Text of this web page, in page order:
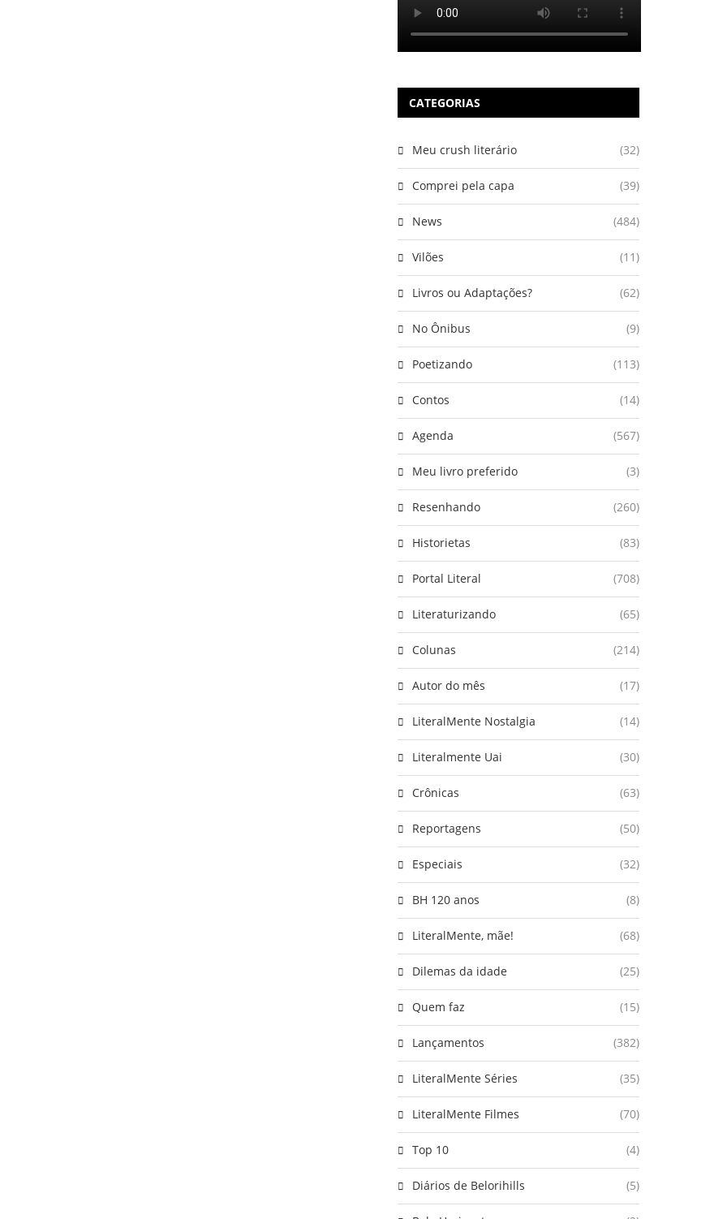
CATEGORIAS
Meu crush literário (32)
Comprei pela capa (39)
News (484)
Vilões (11)
Livros ou Adaptações? (62)
No Ônibus (9)
Poetizando (113)
Contos (14)
Agenda (567)
Meu livro preferido (3)
Resenhando (260)
Historietas (83)
Portal Literal (708)
Literaturizando (65)
Colunas (214)
Autor do mês (17)
LiteralMente Nostalgia (14)
Literalmente Uai (30)
Crônicas (63)
Reportagens (50)
Especiais (32)
BH 120 anos (8)
LiteralMente, mãe! (68)
Dilemas da idade (25)
Quem faz (15)
Lançamentos (382)
LiteralMente Séries (35)
LiteralMente Filmes (70)
Top 10 (4)
Diários de Belorihills (5)